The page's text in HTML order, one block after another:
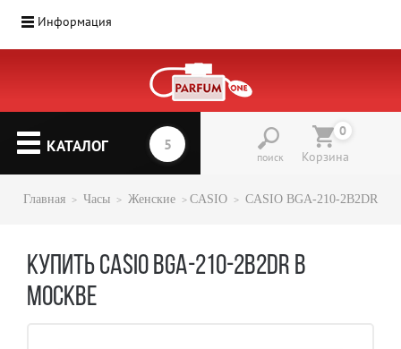
Информация
КАТАЛОГ
поиск
0
Корзина
Главная Часы Женские CASIO CASIO BGA-210-2B2DR
КУПИТЬ CASIO BGA-210-2B2DR В
МОСКВЕ